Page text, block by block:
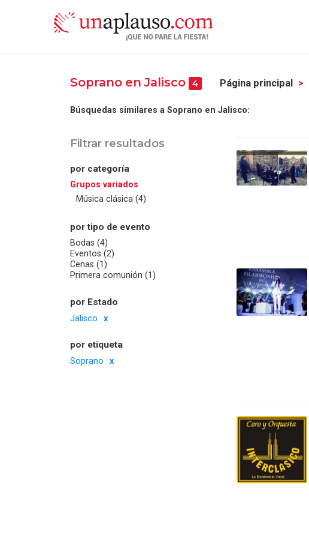
Soprano en Jalisco 4 Página principal
Búsquedas similares a Soprano en Jalisco:
Filtrar resultados
por categoría
Grupos variados
Música clásica (4)
por tipo de evento
Bodas (4)
Eventos (2)
Cenas (1)
Primera comunión (1)
por Estado
Jalisco
por etiqueta
Soprano